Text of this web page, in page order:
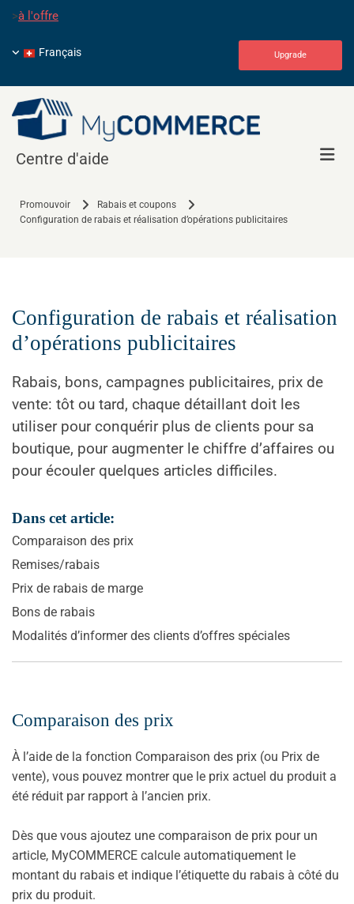
>à l'offre
Upgrade
Français
Centre d'aide
Promouvoir
Rabais et coupons
Configuration de rabais et réalisation d’opérations publicitaires
Configuration de rabais et réalisation
d’opérations publicitaires
Rabais, bons, campagnes publicitaires, prix de
vente: tôt ou tard, chaque détaillant doit les
utiliser pour conquérir plus de clients pour sa
boutique, pour augmenter le chiffre d’affaires ou
pour écouler quelques articles difficiles.
Dans cet article:
Comparaison des prix
Remises/rabais
Prix de rabais de marge
Bons de rabais
Modalités d’informer des clients d’offres spéciales
Comparaison des prix
À l’aide de la fonction Comparaison des prix (ou Prix de
vente), vous pouvez montrer que le prix actuel du produit a
été réduit par rapport à l’ancien prix.
Dès que vous ajoutez une comparaison de prix pour un
article, MyCOMMERCE calcule automatiquement le
montant du rabais et indique l’étiquette du rabais à côté du
prix du produit.